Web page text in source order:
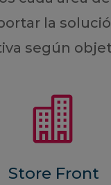
la
según

Store Front